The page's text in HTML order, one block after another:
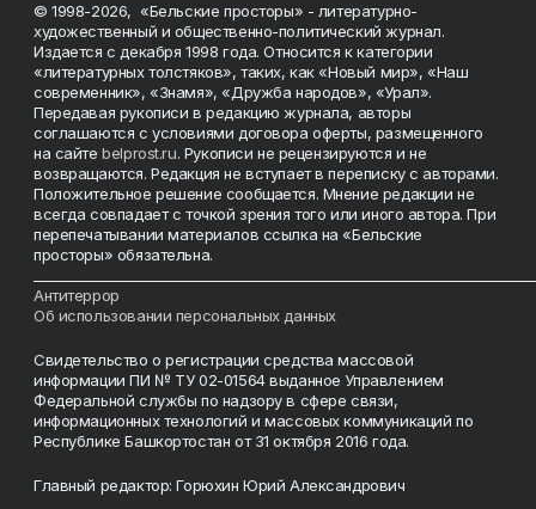
© 1998-2026, «Бельские просторы» - литературно-
художественный и общественно-политический журнал.
Издается с декабря 1998 года. Относится к категории
«литературных толстяков», таких, как «Новый мир», «Наш
современник», «Знамя», «Дружба народов», «Урал».
Передавая рукописи в редакцию журнала, авторы
соглашаются с условиями договора оферты, размещенного
на сайтеbelprost.ru. Рукописи не рецензируются и не
возвращаются. Редакция не вступает в переписку с авторами.
Положительное решение сообщается. Мнение редакции не
всегда совпадает с точкой зрения того или иного автора. При
перепечатывании материалов ссылка на «Бельские
просторы» обязательна.
Антитеррор
Об использовании персональных данных
Свидетельство о регистрации средства массовой
информации ПИ № ТУ 02-01564 выданное Управлением
Федеральной службы по надзору в сфере связи,
информационных технологий и массовых коммуникаций по
Республике Башкортостан от 31 октября 2016 года.
Главный редактор: Горюхин Юрий Александрович